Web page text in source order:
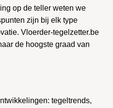
op de teller weten we
zijn bij elk type
Vloerder-tegelzetter.be
de hoogste graad van
tegeltrends,